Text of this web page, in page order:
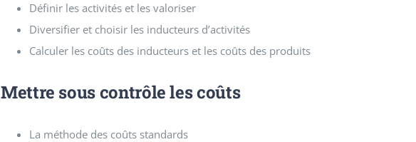
Définir les activités et les valoriser
Diversifier et choisir les inducteurs d’activités
Calculer les coûts des inducteurs et les coûts des produits
Mettre sous contrôle les coûts
La méthode des coûts standards